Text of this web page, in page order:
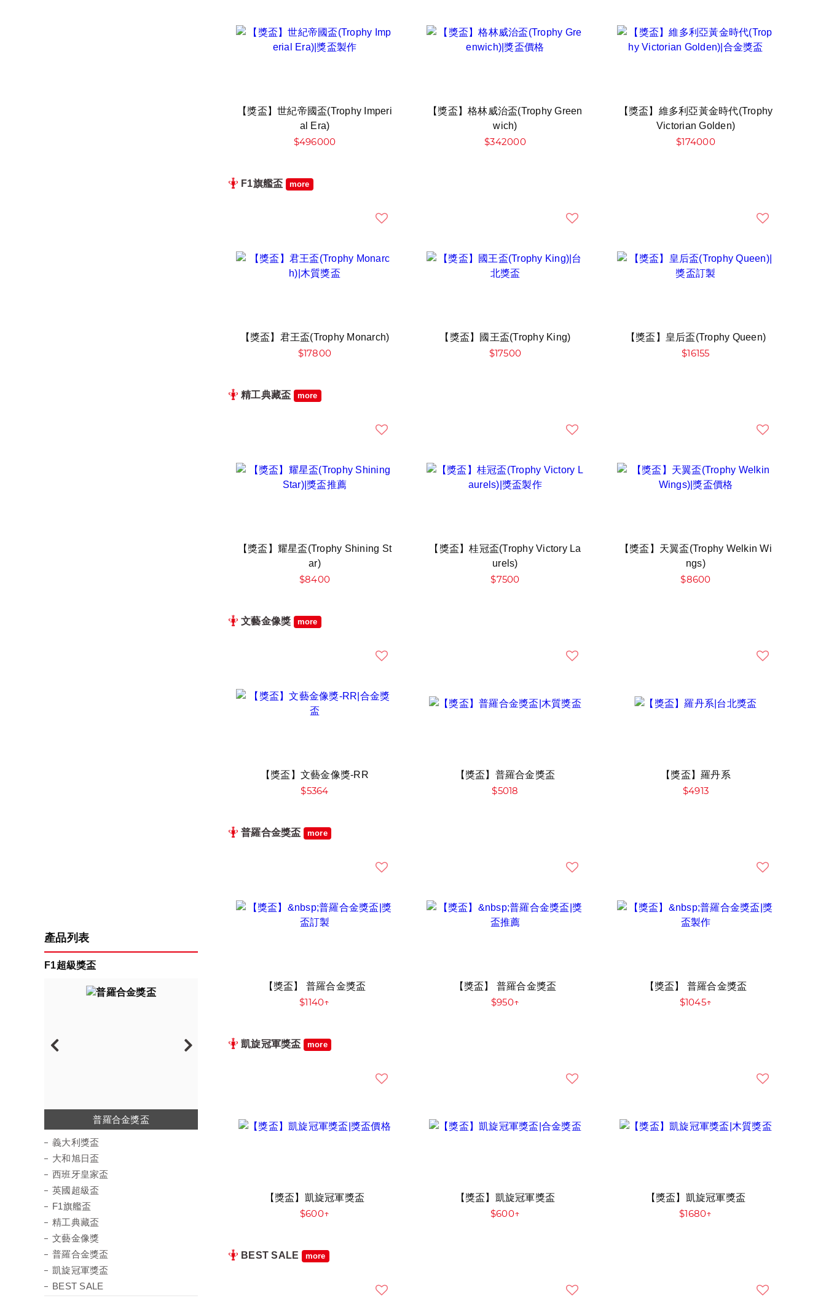
產品列表
F1超級獎盃
義大利獎盃
大和旭日盃
西班牙皇家盃
英國超級盃
F1旗艦盃
精工典藏盃
文藝金像獎
普羅合金獎盃
凱旋冠軍獎盃
義大利獎盃
大和旭日盃
西班牙皇家盃
英國超級盃
F1旗艦盃
精工典藏盃
文藝金像獎
普羅合金獎盃
凱旋冠軍獎盃
BEST SALE
【獎盃】世紀帝國盃(Trophy Imperi
al Era)
$496000
【獎盃】格林威治盃(Trophy Green
wich)
$342000
【獎盃】維多利亞黃金時代(Trophy
Victorian Golden)
$174000
F1旗艦盃 more
【獎盃】君王盃(Trophy Monarch)
$17800
【獎盃】國王盃(Trophy King)
$17500
【獎盃】皇后盃(Trophy Queen)
$16155
精工典藏盃 more
【獎盃】耀星盃(Trophy Shining St
ar)
$8400
【獎盃】桂冠盃(Trophy Victory La
urels)
$7500
【獎盃】天翼盃(Trophy Welkin Wi
ngs)
$8600
文藝金像獎 more
【獎盃】文藝金像獎-RR
$5364
【獎盃】普羅合金獎盃
$5018
【獎盃】羅丹系
$4913
普羅合金獎盃 more
【獎盃】 普羅合金獎盃
$1140↑
【獎盃】 普羅合金獎盃
$950↑
【獎盃】 普羅合金獎盃
$1045↑
凱旋冠軍獎盃 more
【獎盃】凱旋冠軍獎盃
$600↑
【獎盃】凱旋冠軍獎盃
$600↑
【獎盃】凱旋冠軍獎盃
$1680↑
BEST SALE more